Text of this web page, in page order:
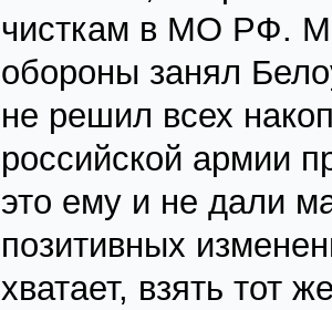
чисткам в МО РФ.
обороны занял
не решил всех
российской армии
это ему и не дали
позитивных
хватает, взять тот